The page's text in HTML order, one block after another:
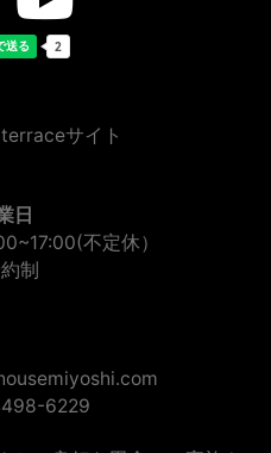
サイト
日
不定休）
制
6229